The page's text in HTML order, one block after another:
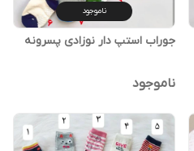
ناموجود
جوراب استپ دار نوزادی پسرونه
ناموجود